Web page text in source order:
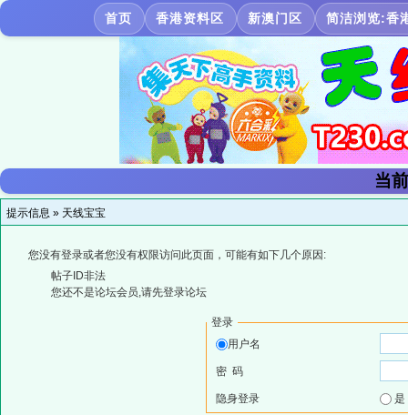
首页 香港资料区 新澳门区 简洁浏览:香
当
提示信息 » 天线宝宝
您没有登录或者您没有权限访问此页面，可能有如下几个原因:
帖子ID非法
您还不是论坛会员,请先登录论坛
登录
用户名
密 码
隐身登录